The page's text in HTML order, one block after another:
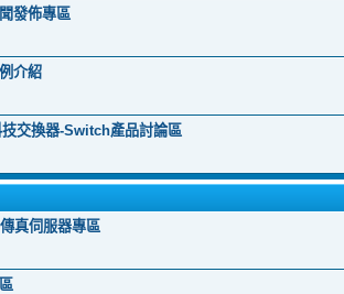
發佈專區
介紹
交換器-Switch產品討論區
真伺服器專區